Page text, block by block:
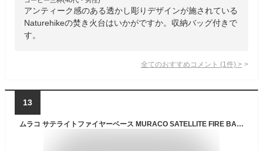
アンティーク感のある透かし彫りデザインが施されている
Naturehikeの焚き火台はいかがですか。収納バッグ付きで
す。
全てのおすすめコメント (1 件) >
13
ムラコ サテライトファイヤーベース MURACO SATELLITE FIRE BASE MST120001030 ファイアベース 焚き火台 焚火台 グリル 調理器具 おしゃれ キャンプ アウトドア